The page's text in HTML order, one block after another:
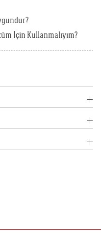
İçin Kullanmalıyım?